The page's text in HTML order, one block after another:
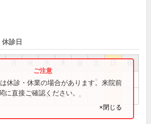
診日
祝
● ● ● ●
休診・休業の場合があります。来院前
に直接ご確認ください。
×閉じる